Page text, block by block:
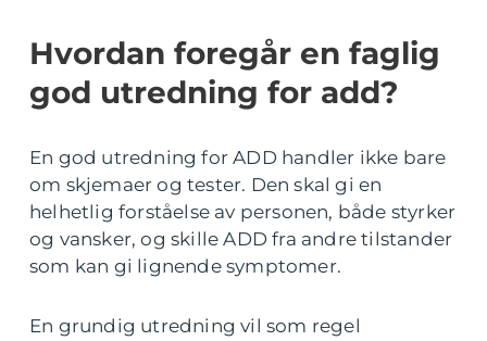
Hvordan foregår en faglig
god utredning for add?
En god utredning for ADD handler ikke bare
om skjemaer og tester. Den skal gi en
helhetlig forståelse av personen, både styrker
og vansker, og skille ADD fra andre tilstander
som kan gi lignende symptomer.
En grundig utredning vil som regel